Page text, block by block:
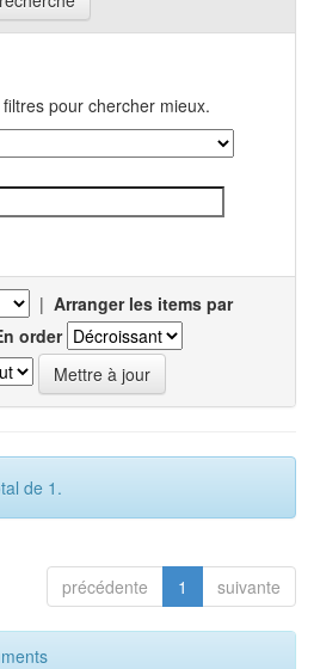
pour chercher mieux.
| Arranger les items par
order
de 1.
précédente 1 suivante